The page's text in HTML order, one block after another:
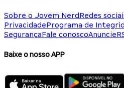
Sobre o Jovem NerdRedes
PrivacidadePrograma de
SegurançaFale conoscoAnuncie
Baixe o nosso APP